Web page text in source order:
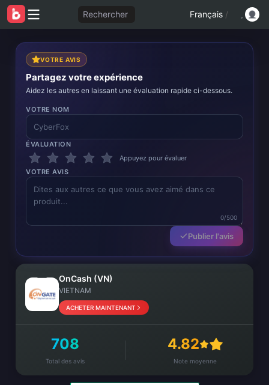
Rechercher Français /
VOTRE AVIS
Partagez votre expérience
Aidez les autres en laissant une évaluation rapide ci-dessous.
VOTRE NOM
ÉVALUATION
Appuyez pour évaluer
VOTRE AVIS
0/500
Publier l'avis
OnCash (VN)
VIETNAM
ACHETER MAINTENANT
708
Total des avis
4.82
Note moyenne